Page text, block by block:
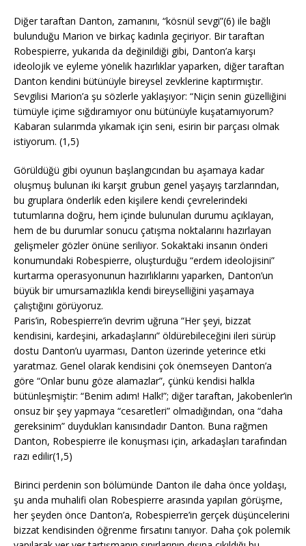
Diğer taraftan Danton, zamanını, “kösnül sevgi”(6) ile bağlı
bulunduğu Marion ve birkaç kadınla geçiriyor. Bir taraftan
Robespierre, yukarıda da değinildiği gibi, Danton’a karşı
ideolojik ve eyleme yönelik hazırlıklar yaparken, diğer taraftan
Danton kendini bütünüyle bireysel zevklerine kaptırmıştır.
Sevgilisi Marion’a şu sözlerle yaklaşıyor: “Niçin senin güzelliğini
tümüyle içime sığdıramıyor onu bütünüyle kuşatamıyorum?
Kabaran sularımda yıkamak için seni, esirin bir parçası olmak
istiyorum. (1,5)
Görüldüğü gibi oyunun başlangıcından bu aşamaya kadar
oluşmuş bulunan iki karşıt grubun genel yaşayış tarzlarından,
bu gruplara önderlik eden kişilere kendi çevrelerindeki
tutumlarına doğru, hem içinde bulunulan durumu açıklayan,
hem de bu durumlar sonucu çatışma noktalarını hazırlayan
gelişmeler gözler önüne seriliyor. Sokaktaki insanın önderi
konumundaki Robespierre, oluşturduğu “erdem ideolojisini”
kurtarma operasyonunun hazırlıklarını yaparken, Danton’un
büyük bir umursamazlıkla kendi bireyselliğini yaşamaya
çalıştığını görüyoruz.
Paris’in, Robespierre’in devrim uğruna “Her şeyi, bizzat
kendisini, kardeşini, arkadaşlarını” öldürebileceğini ileri sürüp
dostu Danton’u uyarması, Danton üzerinde yeterince etki
yaratmaz. Genel olarak kendisini çok önemseyen Danton’a
göre “Onlar bunu göze alamazlar”, çünkü kendisi halkla
bütünleşmiştir: “Benim adım! Halk!”; diğer taraftan, Jakobenler’in
onsuz bir şey yapmaya “cesaretleri” olmadığından, ona “daha
gereksinim” duydukları kanısındadır Danton. Buna rağmen
Danton, Robespierre ile konuşması için, arkadaşları tarafından
razı edilir(1,5)
Birinci perdenin son bölümünde Danton ile daha önce yoldaşı,
şu anda muhalifi olan Robespierre arasında yapılan görüşme,
her şeyden önce Danton’a, Robespierre’in gerçek düşüncelerini
bizzat kendisinden öğrenme fırsatını tanıyor. Daha çok polemik